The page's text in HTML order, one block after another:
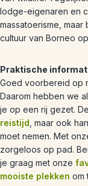
lodge-eigenaren en
massatoerisme,
cultuur van Borneo
Praktische
Goed voorbereid op
Daarom hebben we
je op een rij gezet.
reistijd , maar ook
moet nemen. Met
zorgeloos op pad.
je graag met onze
mooiste plekken om